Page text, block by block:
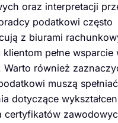
oraz interpretacji
podatkowi często
z biurami
pełne wsparcie
Warto również
muszą
dotyczące
certyfikatów